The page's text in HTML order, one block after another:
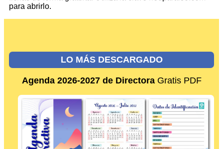
para abrirlo.
LO MÁS DESCARGADO
Agenda 2026-2027 de DirectoraGratis PDF